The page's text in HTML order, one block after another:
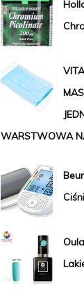
WARSTWOWA